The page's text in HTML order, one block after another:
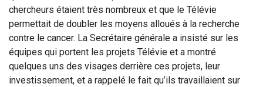
chercheurs étaient très nombreux et que le Télévie
permettait de doubler les moyens alloués à la recherche
contre le cancer. La Secrétaire générale a insisté sur les
équipes qui portent les projets Télévie et a montré
quelques uns des visages derrière ces projets, leur
investissement, et a rappelé le fait qu’ils travaillaient sur